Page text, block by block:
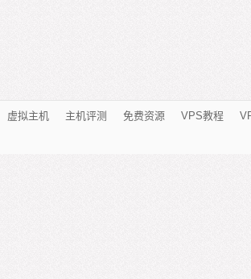
虚拟主机 主机评测 免费资源 VPS教程